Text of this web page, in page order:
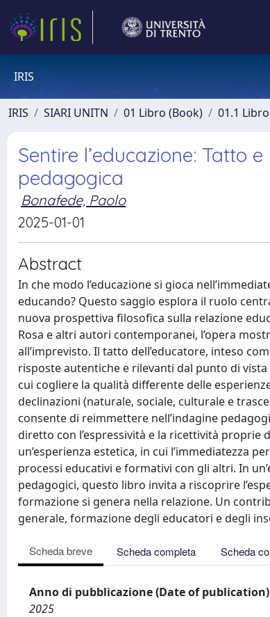
IRIS
IRIS SIARI UNITN 01 Libro (Book) 01.1
Sentire l’educazione: Tatto
pedagogica
Bonafede, Paolo
2025-01-01
Abstract
In che modo l’educazione si gioca
educando? Questo saggio esplora il ruolo
nuova prospettiva filosofica sulla relazione
Rosa e altri autori contemporanei, l’opera
all’imprevisto. Il tatto dell’educatore, inteso
risposte autentiche e rilevanti dal punto di
cui cogliere la qualità differente delle
declinazioni (naturale, sociale, culturale e
consente di reimmettere nell’indagine
diretto con l’espressività e la ricettività proprie
un’esperienza estetica, in cui l’immediatezza
processi educativi e formativi con gli altri. In
pedagogici, questo libro invita a riscoprire
formazione si genera nella relazione. Un
generale, formazione degli educatori e degli
Scheda breve Scheda completa Scheda
Anno di pubblicazione (Date of publication)
2025